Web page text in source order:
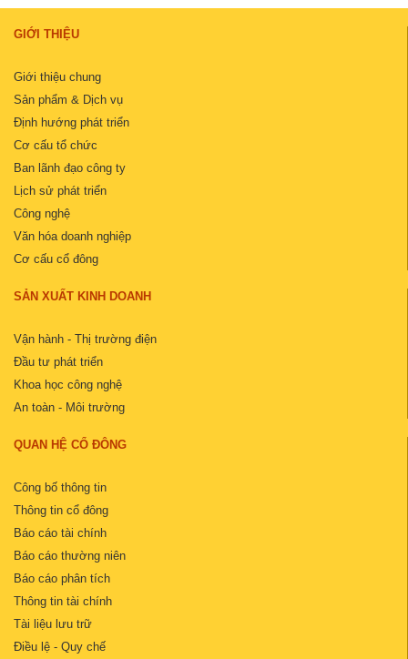
GIỚI THIỆU
Giới thiệu chung
Sản phẩm & Dịch vụ
Định hướng phát triển
Cơ cấu tổ chức
Ban lãnh đạo công ty
Lịch sử phát triển
Công nghệ
Văn hóa doanh nghiệp
Cơ cấu cổ đông
SẢN XUẤT KINH DOANH
Vận hành - Thị trường điện
Đầu tư phát triển
Khoa học công nghệ
An toàn - Môi trường
QUAN HỆ CỔ ĐÔNG
Công bố thông tin
Thông tin cổ đông
Báo cáo tài chính
Báo cáo thường niên
Báo cáo phân tích
Thông tin tài chính
Tài liệu lưu trữ
Điều lệ - Quy chế